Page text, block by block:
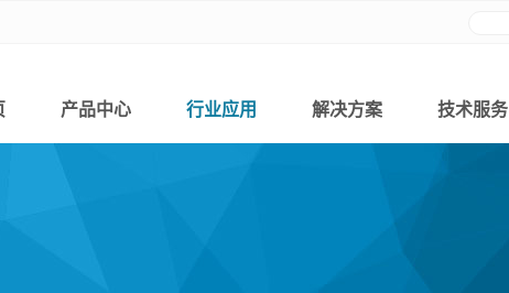
产品中心 行业应用 解决方案 技术服务